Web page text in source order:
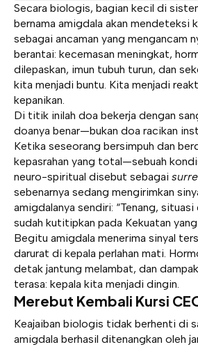
Secara biologis, bagian kecil di
bernama amigdala akan mendeteksi
sebagai ancaman yang mengancam
berantai: kecemasan meningkat,
dilepaskan, imun tubuh turun, dan
kita menjadi buntu. Kita menjadi
kepanikan.
Di titik inilah doa bekerja dengan
doanya benar—bukan doa racikan
Ketika seseorang bersimpuh dan
kepasrahan yang total—sebuah
neuro-spiritual disebut sebagai
sebenarnya sedang mengirimkan
amigdalanya sendiri: “Tenang, situasi
sudah kutitipkan pada Kekuatan
Begitu amigdala menerima sinyal
darurat di kepala perlahan mati.
detak jantung melambat, dan
terasa: kepala kita menjadi dingin.
Merebut Kembali Kursi
Keajaiban biologis tidak berhenti di
amigdala berhasil ditenangkan oleh